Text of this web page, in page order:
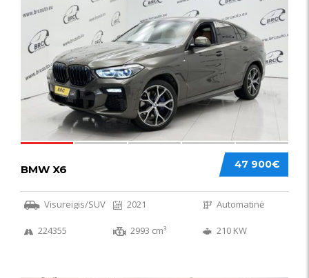
58
47 900€
BMW X6
Visureigis/SUV 2021 Automatinė
224355 2993 cm³ 210 KW